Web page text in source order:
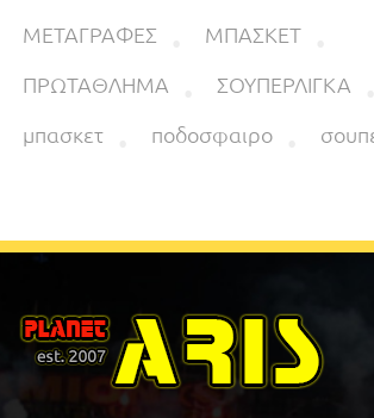
ΜΕΤΑΓΡΑΦΕΣ
ΜΠΑΣΚΕΤ
ΠΡΩΤΑΘΛΗΜΑ
ΣΟΥΠΕΡΛΙΓΚΑ
μπασκετ
ποδοσφαιρο